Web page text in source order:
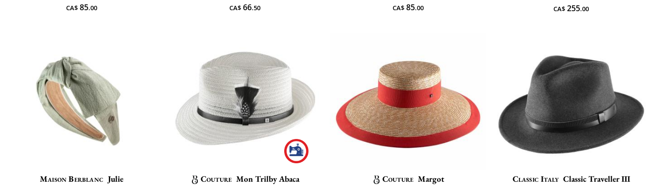
CA$85.00 CA$66.50 CA$85.00 CA$ 255.00
Maison Berblanc Julie Couture Mon Trilby Abaca Couture Margot Classic Italy Classic Traveller III